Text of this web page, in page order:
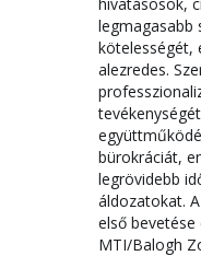
legmagasabb
kötelességét,
alezredes.
bürokráciát,
legrövidebb
áldozatokat.
első bevetése
MTI/Balogh